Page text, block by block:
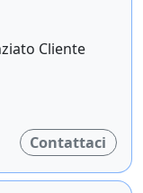
Cliente
Contattaci